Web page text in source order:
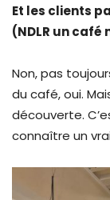
Et les clients
(NDLR un café
Non, pas
du café, oui.
découverte.
connaître un